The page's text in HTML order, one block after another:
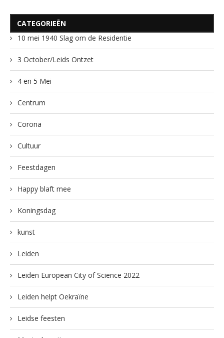
CATEGORIEËN
10 mei 1940 Slag om de Residentie
3 October/Leids Ontzet
4 en 5 Mei
Centrum
Corona
Cultuur
Feestdagen
Happy blaft mee
Koningsdag
kunst
Leiden
Leiden European City of Science 2022
Leiden helpt Oekraïne
Leidse feesten